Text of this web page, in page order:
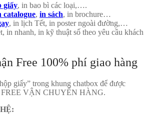
giấy, in bao bì các loại,….
catalogue, in sách, in brochure…
, in lịch Tết, in poster ngoài đường,…
in nhanh, in kỹ thuật số theo yêu cầu khách
Free 100% phí giao hàng
giấy” trong khung chatbox để được
FREE VẬN CHUYỂN HÀNG.